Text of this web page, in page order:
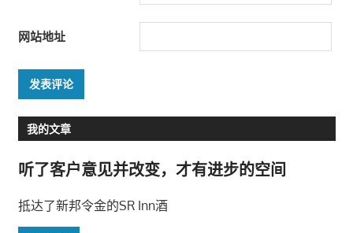
网站地址
我的文章
听了客户意见并改变，才有进步的空间
抵达了新邦令金的SR Inn酒